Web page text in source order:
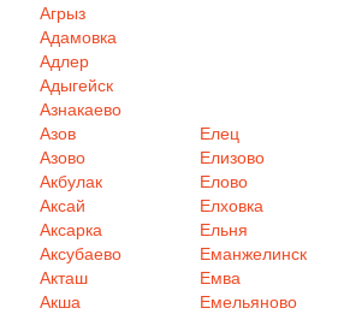
Агрыз
Адамовка
Адлер
Адыгейск
Азнакаево
Азов
Азово
Акбулак
Аксай
Аксарка
Аксубаево
Акташ
Акша
Елец
Елизово
Елово
Елховка
Ельня
Еманжелинск
Емва
Емельяново